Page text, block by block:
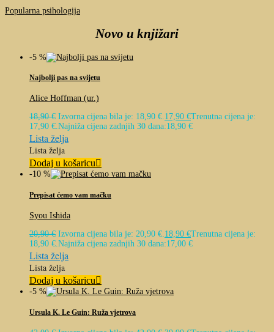
Popularna psihologija
Novo u knjižari
-5 %
Najbolji pas na svijetu
Alice Hoffman (ur.)
18,90€ Izvorna cijena bila je: 18,90 €.17,90 €Trenutna cijena je:
17,90 €.Najniža cijena zadnjih 30 dana:18,90 €
Lista želja
Lista želja
Dodaj u košaricu
-10 %
Prepisat ćemo vam mačku
Syou Ishida
20,90€ Izvorna cijena bila je: 20,90 €.18,90 €Trenutna cijena je:
18,90 €.Najniža cijena zadnjih 30 dana:17,00 €
Lista želja
Lista želja
Dodaj u košaricu
-5 %
Ursula K. Le Guin: Ruža vjetrova